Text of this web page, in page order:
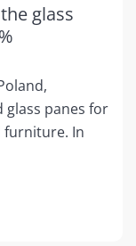
glass
glass panes for
furniture. In